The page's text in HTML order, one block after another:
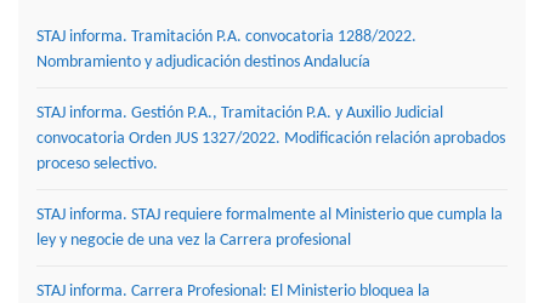
STAJ informa. Tramitación P.A. convocatoria 1288/2022.
Nombramiento y adjudicación destinos Andalucía
STAJ informa. Gestión P.A., Tramitación P.A. y Auxilio Judicial
convocatoria Orden JUS 1327/2022. Modificación relación aprobados
proceso selectivo.
STAJ informa. STAJ requiere formalmente al Ministerio que cumpla la
ley y negocie de una vez la Carrera profesional
STAJ informa. Carrera Profesional: El Ministerio bloquea la